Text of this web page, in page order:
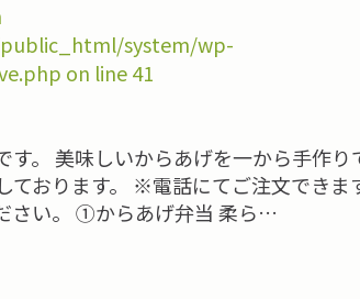
system/wp-
on line41
。 美味しいからあげを一から手作り
ております。 ※電話にてご注文できま
さい。 ①からあげ弁当 柔ら…